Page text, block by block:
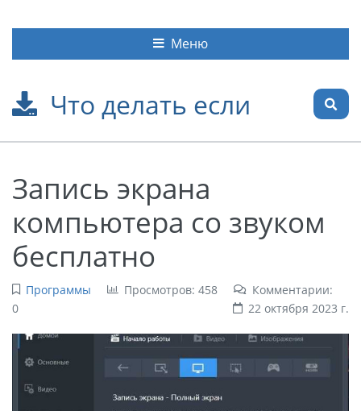
Что делать если
Меню
Запись экрана
компьютера со звуком
бесплатно
Программы Просмотров: 458
Комментарии:
0
22 октября 2023 г.